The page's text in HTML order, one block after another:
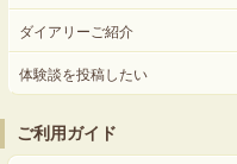
ダイアリーご紹介
体験談を投稿したい
ご利用ガイド